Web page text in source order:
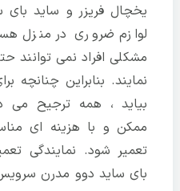
یخچال فریزر و ساید
لوازم ضروری در منزل
مشکلی افراد نمی
نمایند. بنابراین
بیاید ، همه ترجیح می
ممکن و با هزینه ای
تعمیر شود. نمایندگی
بای ساید دوو مدرن